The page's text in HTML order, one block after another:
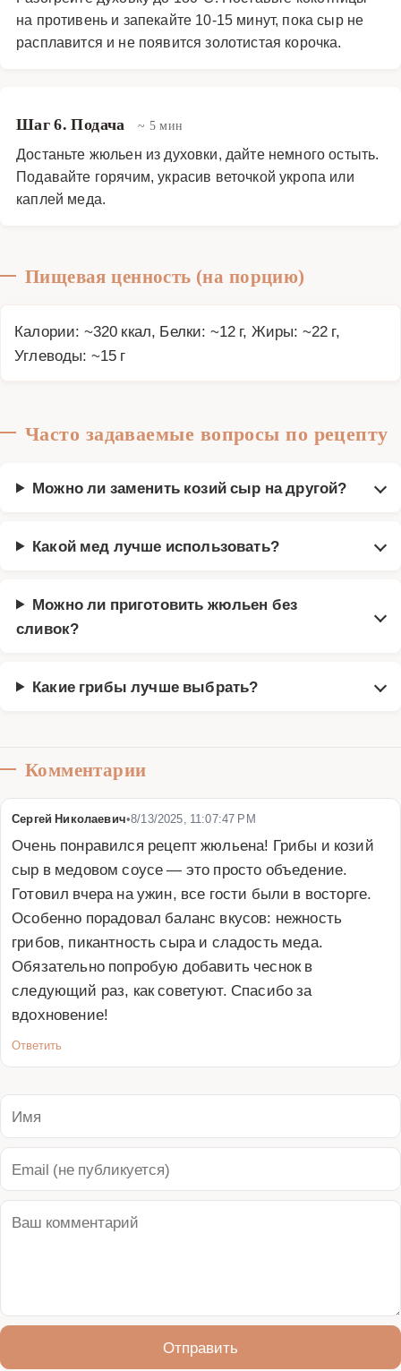
на противень и запекайте 10-15 минут, пока сыр не
расплавится и не появится золотистая корочка.
Шаг 6. Подача ~ 5 мин
Достаньте жюльен из духовки, дайте немного остыть.
Подавайте горячим, украсив веточкой укропа или
каплей меда.
Пищевая ценность (на порцию)
Калории: ~320 ккал, Белки: ~12 г, Жиры: ~22 г,
Углеводы: ~15 г
Часто задаваемые вопросы по рецепту
Можно ли заменить козий сыр на другой?
Какой мед лучше использовать?
Можно ли приготовить жюльен без
сливок?
Какие грибы лучше выбрать?
Комментарии
Сергей Николаевич•8/13/2025, 11:07:47 PM
Очень понравился рецепт жюльена! Грибы и козий
сыр в медовом соусе — это просто объедение.
Готовил вчера на ужин, все гости были в восторге.
Особенно порадовал баланс вкусов: нежность
грибов, пикантность сыра и сладость меда.
Обязательно попробую добавить чеснок в
следующий раз, как советуют. Спасибо за
вдохновение!
Ответить
Отправить